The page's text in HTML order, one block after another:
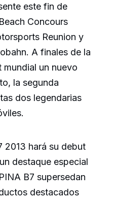
este fin de
Concours
Reunion y
A finales de la
mundial un nuevo
la segunda
dos legendarias
2013 hará su debut
destaque especial
B7 supersedan
destacados